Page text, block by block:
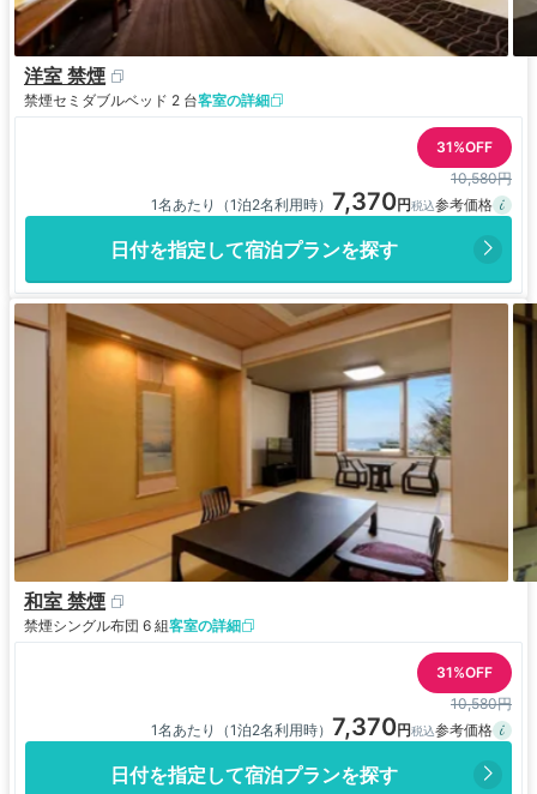
洋室 禁煙
禁煙セミダブルベッド 2 台客室の詳細
31%OFF
10,580円
1名あたり（1泊2名利用時） 7,370
日付を指定して宿泊プランを探す
和室 禁煙
禁煙シングル布団 6 組客室の詳細
31%OFF
10,580円
1名あたり（1泊2名利用時） 7,370
日付を指定して宿泊プランを探す